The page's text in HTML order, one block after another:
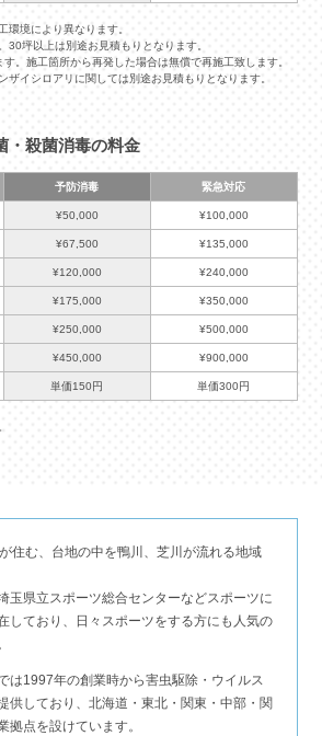
環境により異なります。
30坪以上は別途お見積もりとなります。
。施工箇所から再発した場合は無償で再施工致します。
ザイシロアリに関しては別途お見積もりとなります。
・殺菌消毒の料金
予防消毒 緊急対応
¥50,000 ¥100,000
¥67,500 ¥135,000
¥120,000 ¥240,000
¥175,000 ¥350,000
¥250,000 ¥500,000
¥450,000 ¥900,000
単価150円 単価300円
住む、台地の中を鴨川、芝川が流れる地域
玉県立スポーツ総合センターなどスポーツに
しており、日々スポーツをする方にも人気の
は1997年の創業時から害虫駆除・ウイルス
供しており、北海道・東北・関東・中部・関
拠点を設けています。